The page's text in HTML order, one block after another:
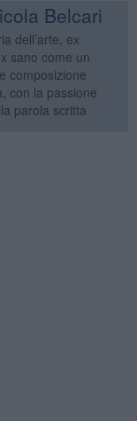
Belcari
dell’arte, ex
sano come un
composizione
con la passione
parola scritta